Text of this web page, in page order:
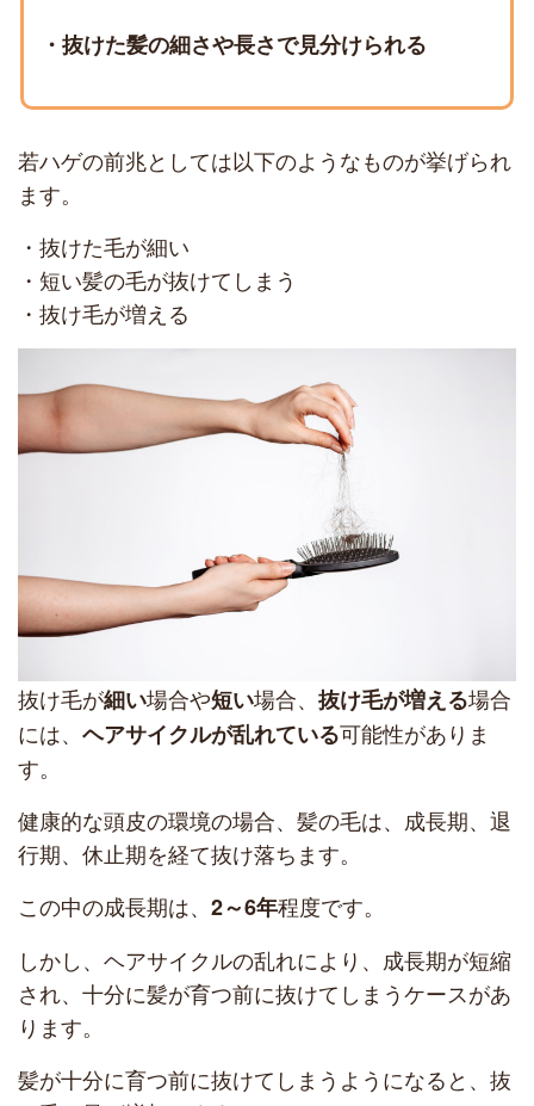
・抜けた髪の細さや長さで見分けられる
若ハゲの前兆としては以下のようなものが挙げられ
ます。
・抜けた毛が細い
・短い髪の毛が抜けてしまう
・抜け毛が増える
抜け毛が細い場合や短い場合、 抜け毛が増える場合
には、 ヘアサイクルが乱れている可能性がありま
す。
健康的な頭皮の環境の場合、髪の毛は、成長期、退
行期、休止期を経て抜け落ちます。
この中の成長期は、 2～6年程度です。
しかし、ヘアサイクルの乱れにより、成長期が短縮
され、十分に髪が育つ前に抜けてしまうケースがあ
ります。
髪が十分に育つ前に抜けてしまうようになると、抜